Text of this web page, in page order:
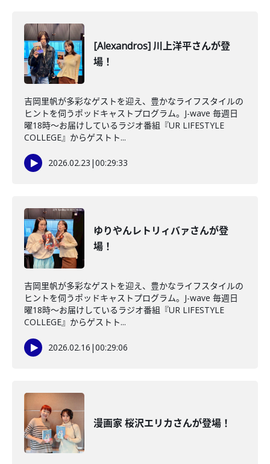
[Alexandros] 川上洋平さんが登
場！
吉岡里帆が多彩なゲストを迎え、豊かなライフスタイルの
ヒントを伺うポッドキャストプログラム。J-wave 毎週日
曜18時～お届けしているラジオ番組『UR LIFESTYLE
COLLEGE』からゲストト...
2026.02.23 |00:29:33
ゆりやんレトリィバァさんが登
場！
吉岡里帆が多彩なゲストを迎え、豊かなライフスタイルの
ヒントを伺うポッドキャストプログラム。J-wave 毎週日
曜18時～お届けしているラジオ番組『UR LIFESTYLE
COLLEGE』からゲストト...
2026.02.16 |00:29:06
漫画家 桜沢エリカさんが登場！